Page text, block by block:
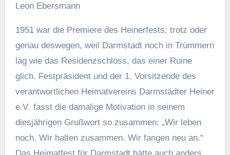
Leon Ebersmann
1951 war die Premiere des Heinerfests; trotz oder
genau deswegen, weil Darmstadt noch in Trümmern
lag wie das Residenzschloss, das einer Ruine
glich. Festpräsident und der 1. Vorsitzende des
verantwortlichen Heimatvereins Darmstädter Heiner
e.V. fasst die damalige Motivation in seinem
diesjährigen Grußwort so zusammen: „Wir leben
noch. Wir halten zusammen. Wir fangen neu an.“
Das Heimatfest für Darmstadt hätte auch anders